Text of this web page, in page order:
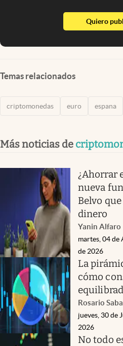
Quiero
Temas relacionados
criptomonedas euro espana
Más noticias de
¿Ahorrar
nueva
Belvo
dinero
Yanin Alfaro
martes, 04 de
de 2026
La
cómo
Rosario
jueves, 30 de
2026
No todo